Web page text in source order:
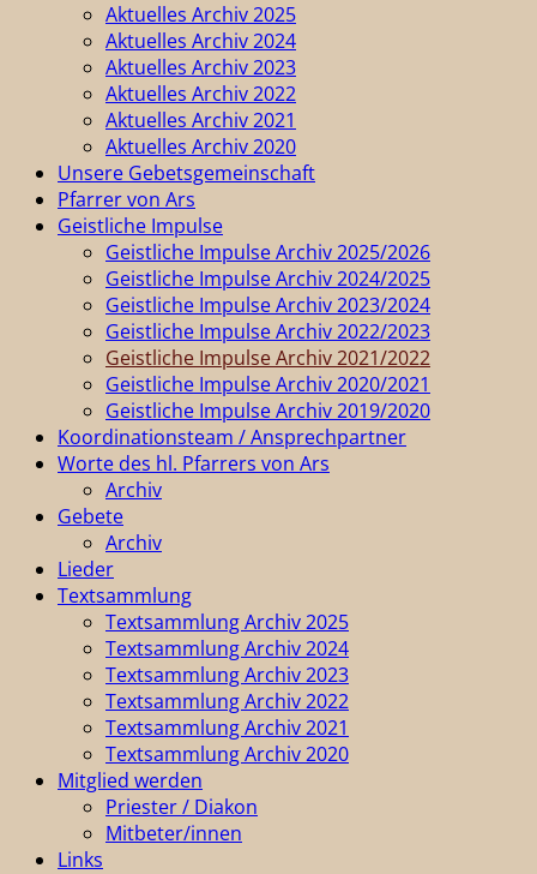
Aktuelles Archiv 2025
Aktuelles Archiv 2024
Aktuelles Archiv 2023
Aktuelles Archiv 2022
Aktuelles Archiv 2021
Aktuelles Archiv 2020
Unsere Gebetsgemeinschaft
Pfarrer von Ars
Geistliche Impulse
Geistliche Impulse Archiv 2025/2026
Geistliche Impulse Archiv 2024/2025
Geistliche Impulse Archiv 2023/2024
Geistliche Impulse Archiv 2022/2023
Geistliche Impulse Archiv 2021/2022
Geistliche Impulse Archiv 2020/2021
Geistliche Impulse Archiv 2019/2020
Koordinationsteam / Ansprechpartner
Worte des hl. Pfarrers von Ars
Archiv
Gebete
Archiv
Lieder
Textsammlung
Textsammlung Archiv 2025
Textsammlung Archiv 2024
Textsammlung Archiv 2023
Textsammlung Archiv 2022
Textsammlung Archiv 2021
Textsammlung Archiv 2020
Mitglied werden
Priester / Diakon
Mitbeter/innen
Links